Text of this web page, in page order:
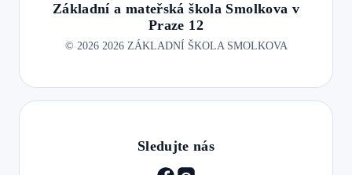
Základní a mateřská škola Smolkova v
Praze 12
© 20262026 ZÁKLADNÍ ŠKOLA SMOLKOVA
Sledujte nás